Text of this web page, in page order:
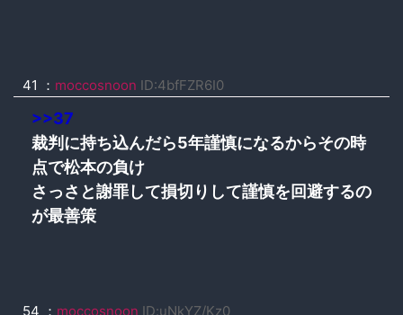
41 ： moccosnoon ID:4bfFZR6I0
>>37
裁判に持ち込んだら5年謹慎になるからその時
点で松本の負け
さっさと謝罪して損切りして謹慎を回避するの
が最善策
54 ： moccosnoon ID:uNkYZ/Kz0